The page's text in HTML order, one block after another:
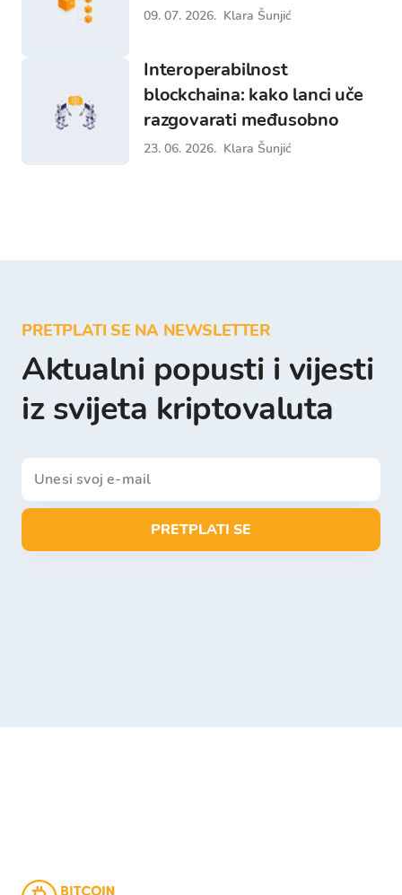
09. 07. 2026. Klara Šunjić
Interoperabilnost
blockchaina: kako lanci uče
razgovarati međusobno
23. 06. 2026. Klara Šunjić
PRETPLATI SE NA NEWSLETTER
Aktualni popusti i vijesti
iz svijeta kriptovaluta
PRETPLATI SE